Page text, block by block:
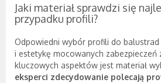
Jaki materiał sprawdzi się
przypadku profili?
Odpowiedni wybór profili do
i estetykę mocowanych zabezpieczeń
kluczowych aspektów jest materiał
eksperci zdecydowanie polecają